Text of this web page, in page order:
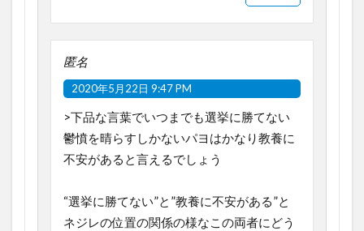
匿名
2020年5月22日 9:47 PM
>下品な言葉でいつまでも選挙に勝てない
鬱憤を晴らすしかないパヨはかなり教養に
不安があると言えるでしょう
“選挙に勝てない”と”教養に不安がある”と
ネジレの位置の関係の様なこの両者にどう